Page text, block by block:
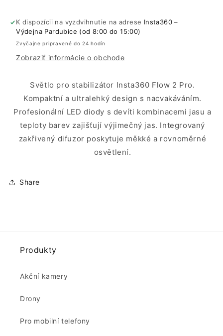
K dispozícii na vyzdvihnutie na adrese Insta360 –
Výdejna Pardubice (od 8:00 do 15:00)
Zvyčajne pripravené do 24 hodín
Zobraziť informácie o obchode
Světlo pro stabilizátor Insta360 Flow 2 Pro.
Kompaktní a ultralehký design s nacvakáváním.
Profesionální LED diody s devíti kombinacemi jasu a
teploty barev zajišťují výjimečný jas. Integrovaný
zakřivený difuzor poskytuje měkké a rovnoměrné
osvětlení.
Share
Produkty
Akční kamery
Drony
Pro mobilní telefony